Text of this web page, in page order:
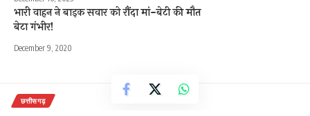
भारी वाहन ने बाइक सवार को रौंदा मां-बेटी की मौत
बेटा गंभीर!
December 9, 2020
छत्तीसगढ़